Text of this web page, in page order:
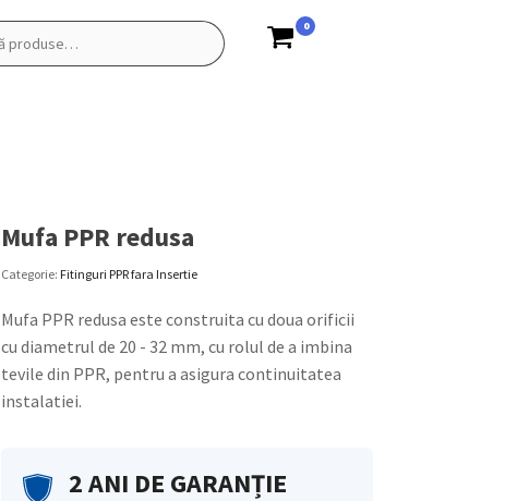
0
Mufa PPR redusa
Categorie: Fitinguri PPR fara Insertie
Mufa PPR redusaeste construita cu doua orificii
cu diametrul de 20 - 32 mm, cu rolul de a imbina
tevile din PPR, pentru a asigura continuitatea
instalatiei.
2 ANI DE GARANȚIE